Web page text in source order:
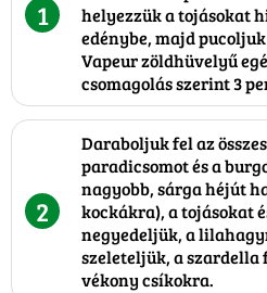
1
helyezzük a tojásokat
edénybe, majd
Vapeur zöldhüvelyű
csomagolás szerint 3
2
Daraboljuk fel az
paradicsomot és a
nagyobb, sárga héjút
kockákra), a tojásokat
negyedeljük, a
szeleteljük, a
vékony csíkokra.